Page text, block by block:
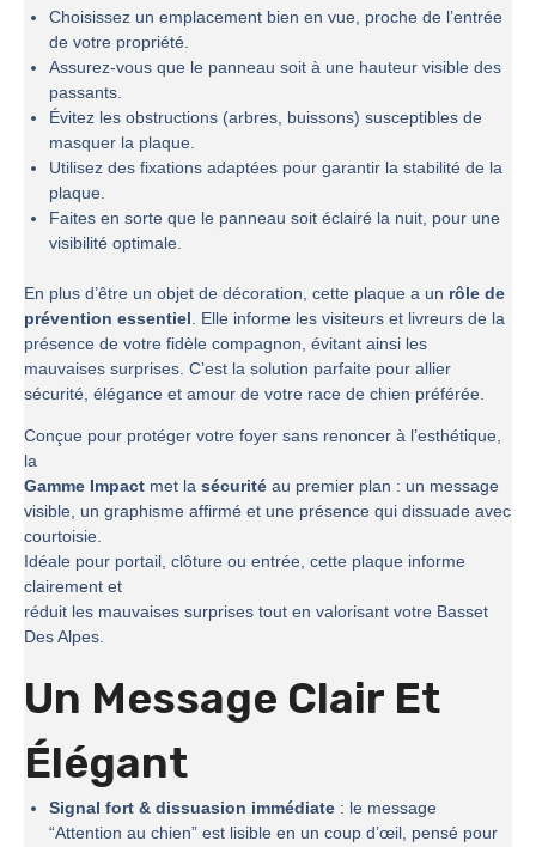
Choisissez un emplacement bien en vue, proche de l’entrée
de votre propriété.
Assurez-vous que le panneau soit à une hauteur visible des
passants.
Évitez les obstructions (arbres, buissons) susceptibles de
masquer la plaque.
Utilisez des fixations adaptées pour garantir la stabilité de la
plaque.
Faites en sorte que le panneau soit éclairé la nuit, pour une
visibilité optimale.
En plus d’être un objet de décoration, cette plaque a un rôle de
prévention essentiel. Elle informe les visiteurs et livreurs de la
présence de votre fidèle compagnon, évitant ainsi les
mauvaises surprises. C’est la solution parfaite pour allier
sécurité, élégance et amour de votre race de chien préférée.
Conçue pour protéger votre foyer sans renoncer à l’esthétique,
la
Gamme Impact met la sécurité au premier plan : un message
visible, un graphisme affirmé et une présence qui dissuade avec
courtoisie.
Idéale pour portail, clôture ou entrée, cette plaque informe
clairement et
réduit les mauvaises surprises tout en valorisant votre Basset
Des Alpes.
Un Message Clair Et
Élégant
Signal fort & dissuasion immédiate : le message
“Attention au chien” est lisible en un coup d’œil, pensé pour